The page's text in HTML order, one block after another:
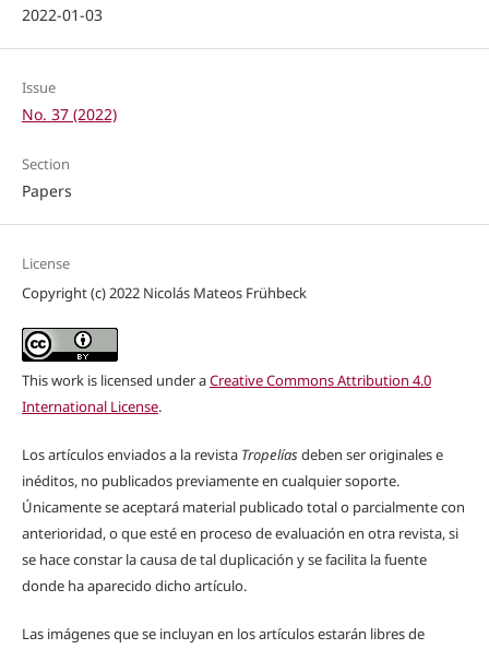
2022-01-03
Issue
No. 37 (2022)
Section
Papers
License
Copyright (c) 2022 Nicolás Mateos Frühbeck
This work is licensed under aCreative Commons Attribution 4.0
International License.
Los artículos enviados a la revista Tropelíasdeben ser originales e
inéditos, no publicados previamente en cualquier soporte.
Únicamente se aceptará material publicado total o parcialmente con
anterioridad, o que esté en proceso de evaluación en otra revista, si
se hace constar la causa de tal duplicación y se facilita la fuente
donde ha aparecido dicho artículo.
Las imágenes que se incluyan en los artículos estarán libres de